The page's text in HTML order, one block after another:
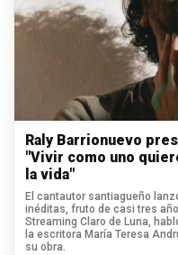
Raly Barrionuevo
"Vivir como uno
la vida"
El cantautor santiagueño
inéditas, fruto de casi tres
Streaming Claro de Luna,
la escritora María Teresa
su obra.